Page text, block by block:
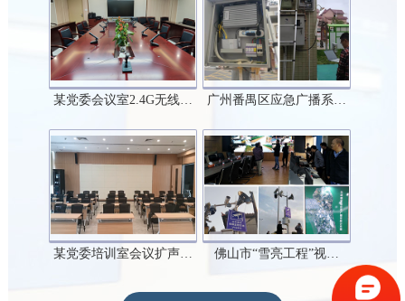
某党委会议室2.4G无线… 广州番禺区应急广播系…
某党委培训室会议扩声… 佛山市“雪亮工程”视…